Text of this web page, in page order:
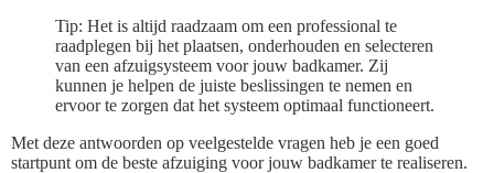
Tip: Het is altijd raadzaam om een professional te
raadplegen bij het plaatsen, onderhouden en selecteren
van een afzuigsysteem voor jouw badkamer. Zij
kunnen je helpen de juiste beslissingen te nemen en
ervoor te zorgen dat het systeem optimaal functioneert.
Met deze antwoorden op veelgestelde vragen heb je een goed
startpunt om de beste afzuiging voor jouw badkamer te realiseren.